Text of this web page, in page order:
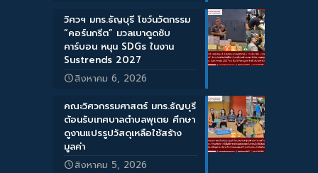
วิศวฯ มทร.ธัญบุรี โชว์นวัตกรรม
“คอร์นกรีต” มวลเบาดูดซับ
คาร์บอน หนุน SDGs ในงาน
Sustrends 2027
สิงหาคม 6, 2026
คณะวิศวกรรมศาสตร์ มทร.ธัญบุรี
ต้อนรับเทศบาลตำบลพุเตย ศึกษา
ดูงานแปรรูปวัสดุเหลือใช้สร้าง
มูลค่า
สิงหาคม 5, 2026